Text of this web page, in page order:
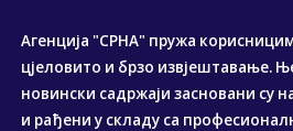
Агенција "СРНА" пружа
цјеловито и брзо извјештавање.
новински садржаји засновани су
и рађени у складу са